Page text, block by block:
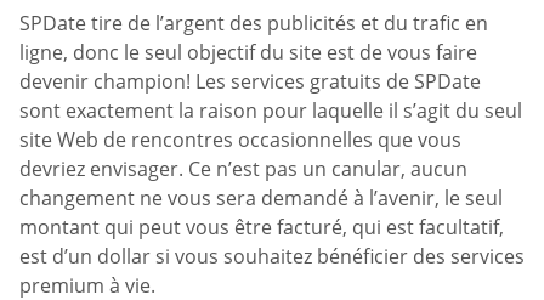
SPDate tire de l’argent des publicités et du trafic en
ligne, donc le seul objectif du site est de vous faire
devenir champion! Les services gratuits de SPDate
sont exactement la raison pour laquelle il s’agit du seul
site Web de rencontres occasionnelles que vous
devriez envisager. Ce n’est pas un canular, aucun
changement ne vous sera demandé à l’avenir, le seul
montant qui peut vous être facturé, qui est facultatif,
est d’un dollar si vous souhaitez bénéficier des services
premium à vie.